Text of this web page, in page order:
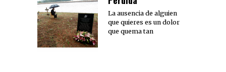
La ausencia de alguien
que quieres es un dolor
que quema tan